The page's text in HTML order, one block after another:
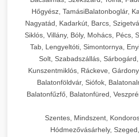
Hőgyész, TamásiBalatonboglár,
Nagyatád, Kadarkút, Barcs,
Siklós, Villány, Bóly, Mohács, Pécs,
Tab, Lengyeltóti, Simontornya,
Solt, Szabadszállás,
Kunszentmiklós, Ráckeve,
Balatonföldvár, Siófok,
Balatonfűzfő, Balatonfüred,
Szentes, Mindszent,
Hódmezővásárhely,